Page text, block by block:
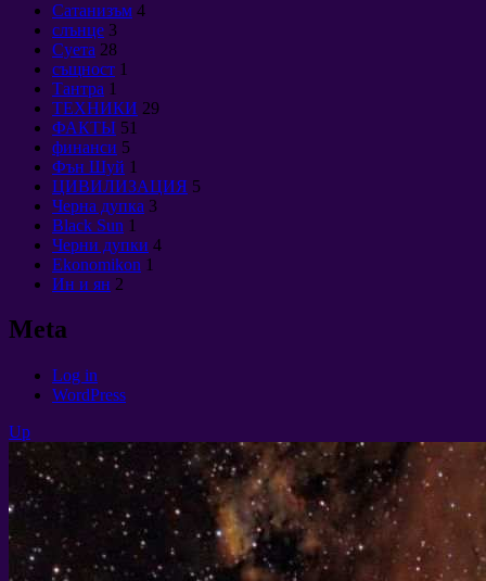
Сатанизъм 4
слънце 3
Суета 28
същност 1
Тантра 1
ТЕХНИКИ 29
ФАКТЫ 51
финанси 5
Фън Шуй 1
ЦИВИЛИЗАЦИЯ 5
Черна дупка 3
Black Sun 1
Черни дупки 4
Ekonomikon 1
Ин и ян 2
Meta
Log in
WordPress
Up